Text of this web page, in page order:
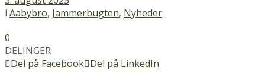
i Aabybro, Jammerbugten, Nyheder
0
DELINGER
Del på Facebook Del på LinkedIn